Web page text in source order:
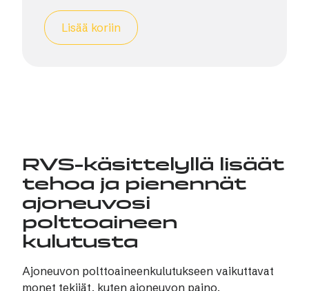
Lisää koriin
RVS-käsittelyllä lisäät
tehoa ja pienennät
ajoneuvosi
polttoaineen
kulutusta
Ajoneuvon polttoaineenkulutukseen vaikuttavat
monet tekijät, kuten ajoneuvon paino,